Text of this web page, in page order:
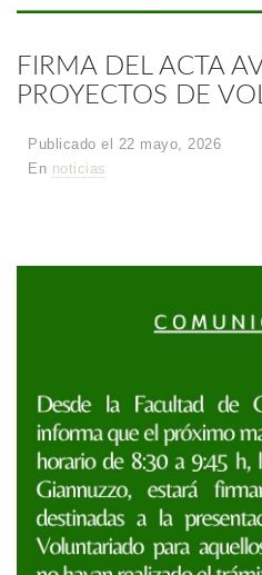
FIRMA DEL ACTA
PROYECTOS DE
Publicado el 22 mayo, 2026
En noticias